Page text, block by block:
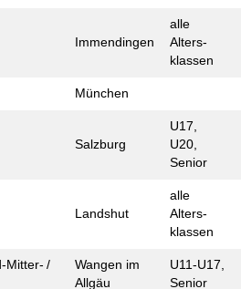
Immendingen
alle
Alters­
klassen
München
Salzburg
U17,
U20,
Senior
Landshut
alle
Alters­
klassen
Mitter- /
Wangen im
Allgäu
U11-U17,
Senior